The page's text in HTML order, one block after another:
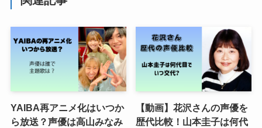
YAIBA再アニメ化はいつか
ら放送？声優は高山みなみ
【動画】花沢さんの声優を
歴代比較！山本圭子は何代